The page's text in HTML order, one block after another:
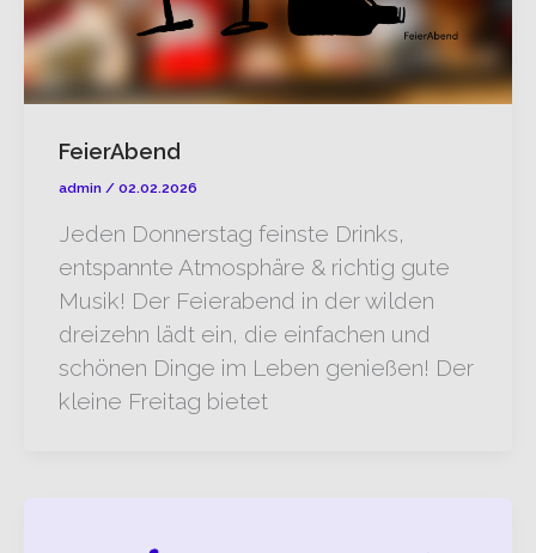
FeierAbend
admin / 02.02.2026
Jeden Donnerstag feinste Drinks,
entspannte Atmosphäre & richtig gute
Musik! Der Feierabend in der wilden
dreizehn lädt ein, die einfachen und
schönen Dinge im Leben genießen! Der
kleine Freitag bietet